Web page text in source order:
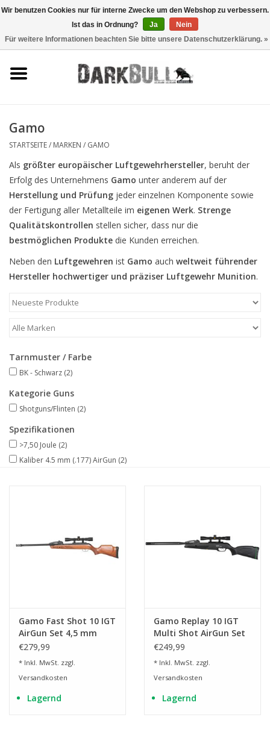
Schiesstraining
taktische Ausrüstung
Optiken & Laser
Blog
Marken
Gamo
STARTSEITE/ MARKEN / GAMO
Als größter europäischer Luftgewehrhersteller, beruht der
Erfolg des Unternehmens Gamo unter anderem auf der
Herstellung und Prüfung jeder einzelnen Komponente sowie
der Fertigung aller Metallteile im eigenen Werk. Strenge
Qualitätskontrollen stellen sicher, dass nur die
bestmöglichen Produkte die Kunden erreichen.
Neben den Luftgewehren ist Gamo auch weltweit führender
Hersteller hochwertiger und präziser Luftgewehr Munition.
Tarnmuster / Farbe
BK - Schwarz (2)
Kategorie Guns
Shotguns/Flinten (2)
Spezifikationen
>7,50 Joule (2)
Kaliber 4.5 mm (.177) AirGun (2)
Gamo Fast Shot 10 IGT
AirGun Set 4,5 mm
(.177) Diabolo
€279,99
* Inkl. MwSt. zzgl.
Versandkosten
Lagernd
Gamo Replay 10 IGT
Multi Shot AirGun Set
4,5 mm (.177) Diabolo
€249,99
* Inkl. MwSt. zzgl.
Versandkosten
Lagernd
Wir benutzen Cookies nur für interne Zwecke um den Webshop zu verbessern.
Ist das in Ordnung?
Ja
Nein
Für weitere Informationen beachten Sie bitte unsere Datenschutzerklärung. »